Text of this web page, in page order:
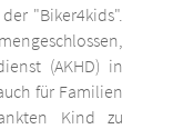
"Biker4kids".
(AKHD) in
für Familien
Kind zu